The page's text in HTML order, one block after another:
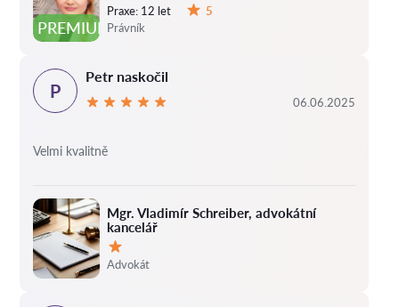
PREMIUM
Praxe: 12 let
5
Právník
Mgr. Vladimír Schreiber, advokátní
kancelář
Hodnocení:
Advokát
P
Petr naskočil
06.06.2025
Velmi kvalitně